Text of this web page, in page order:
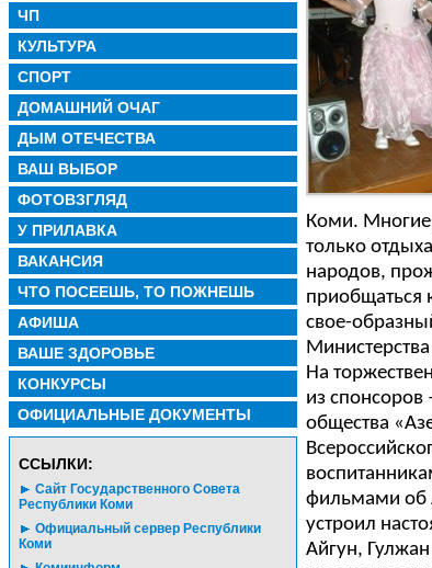
ЧП
КУЛЬТУРА
СПОРТ
ДОМАШНИЙ ОЧАГ
ДЫМ ОТЕЧЕСТВА
ВАШ ВЫБОР
ФОТОВЗГЛЯД
У ПРИЛАВКА
ВАКАНСИЯ
ЧТО ПОСЕЕШЬ, ТО ПОЖНЕШЬ
АФИША
ВАШЕ ЗДОРОВЬЕ
КОНКУРСЫ
ОФИЦИАЛЬНЫЕ ДОКУМЕНТЫ
CСЫЛКИ:
Сайт Государственного Совета
Республики Коми
Официальный сервер Республики
Коми
Коми. Многие
только
народов,
приобщаться
свое-
На
из спонсоров
общества
фильмами об
устроил
Айгун,